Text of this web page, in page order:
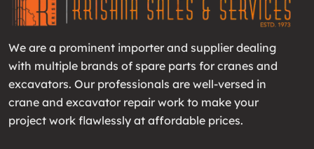
We are a prominent importer and supplier dealing
with multiple brands of spare parts for cranes and
excavators. Our professionals are well-versed in
crane and excavator repair work to make your
project work flawlessly at affordable prices.